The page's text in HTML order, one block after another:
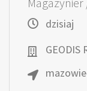
dzisiaj
GEODIS